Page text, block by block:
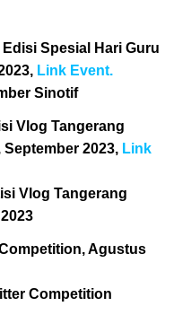
Spesial Hari Guru
Link Event.
Vlog Tangerang
2023, Link
Agustus